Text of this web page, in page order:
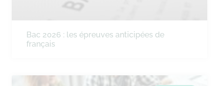
Bac 2026 : les épreuves anticipées de
français